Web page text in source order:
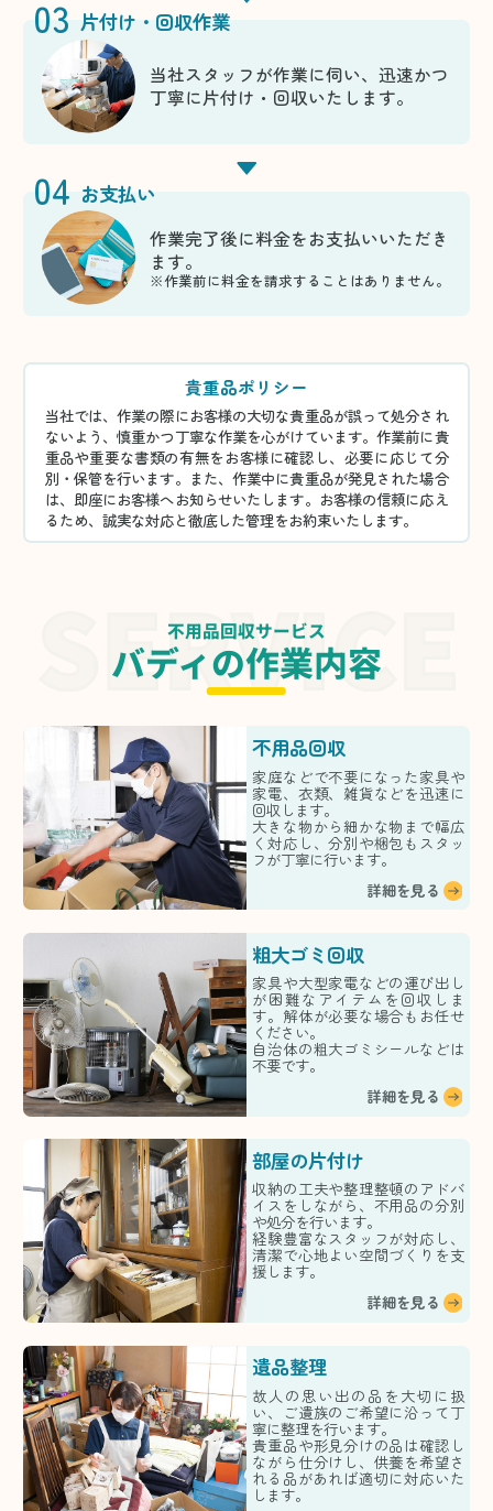
03 片付け・回収作業
当社スタッフが作業に伺い、迅速かつ
丁寧に片付け・回収いたします。
04 お支払い
作業完了後に料金をお支払いいただき
ます。
※作業前に料金を請求することはありません。
貴重品ポリシー
当社では、作業の際にお客様の大切な貴重品が誤って処分され
ないよう、慎重かつ丁寧な作業を心がけています。作業前に貴
重品や重要な書類の有無をお客様に確認し、必要に応じて分
別・保管を行います。また、作業中に貴重品が発見された場合
は、即座にお客様へお知らせいたします。お客様の信頼に応え
るため、誠実な対応と徹底した管理をお約束いたします。
不用品回収サービス
バディの作業内容
不用品回収
家庭などで不要になった家具や
家電、衣類、雑貨などを迅速に
回収します。
大きな物から細かな物まで幅広
く対応し、分別や梱包もスタッ
フが丁寧に行います。
詳細を見る
粗大ゴミ回収
家具や大型家電などの運び出し
が困難なアイテムを回収しま
す。解体が必要な場合もお任せ
ください。
自治体の粗大ゴミシールなどは
不要です。
詳細を見る
部屋の片付け
収納の工夫や整理整頓のアドバ
イスをしながら、不用品の分別
や処分を行います。
経験豊富なスタッフが対応し、
清潔で心地よい空間づくりを支
援します。
詳細を見る
遺品整理
故人の思い出の品を大切に扱
い、ご遺族のご希望に沿って丁
寧に整理を行います。
貴重品や形見分けの品は確認し
ながら仕分けし、供養を希望さ
れる品があれば適切に対応いた
します。